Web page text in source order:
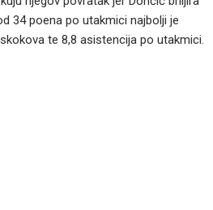
34 poena po utakmici najbolji je
te 8,8 asistencija po utakmici.